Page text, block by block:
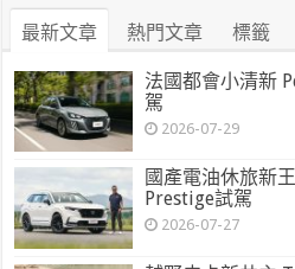
最新文章 熱門文章 標籤
法國都會小清新
駕
2026-07-29
國產電油休旅新
Prestige試駕
2026-07-27